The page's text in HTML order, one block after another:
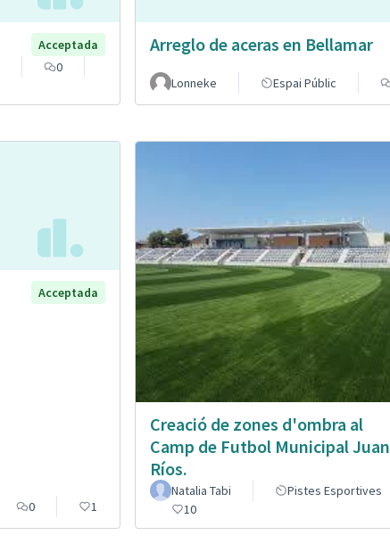
Acceptada
0
Arreglo de aceras en Bellamar
Lonneke Espai Públic
Acceptada
0 1
Creació de zones d'ombra al
Camp de Futbol Municipal Juan
Ríos.
Natalia Tabi Pistes Esportives
10